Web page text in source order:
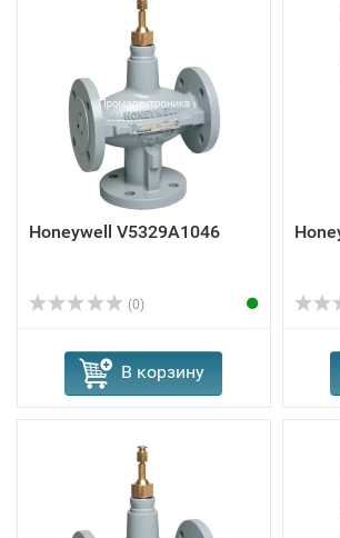
Honeywell V5329A1046
(0)
В корзину